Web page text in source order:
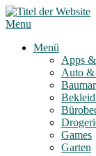
Skip
to
Menu
Menü
Apps
Auto &
Games
Garten